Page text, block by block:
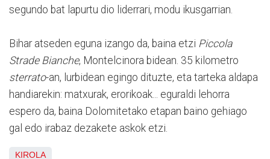
segundo bat lapurtu dio liderrari, modu ikusgarrian.
Bihar atseden eguna izango da, baina etzi Piccola
Strade Bianche, Montelcinora bidean. 35 kilometro
sterrato-an, lurbidean egingo dituzte, eta tarteka aldapa
handiarekin: matxurak, erorikoak... eguraldi lehorra
espero da, baina Dolomitetako etapan baino gehiago
gal edo irabaz dezakete askok etzi.
KIROLA